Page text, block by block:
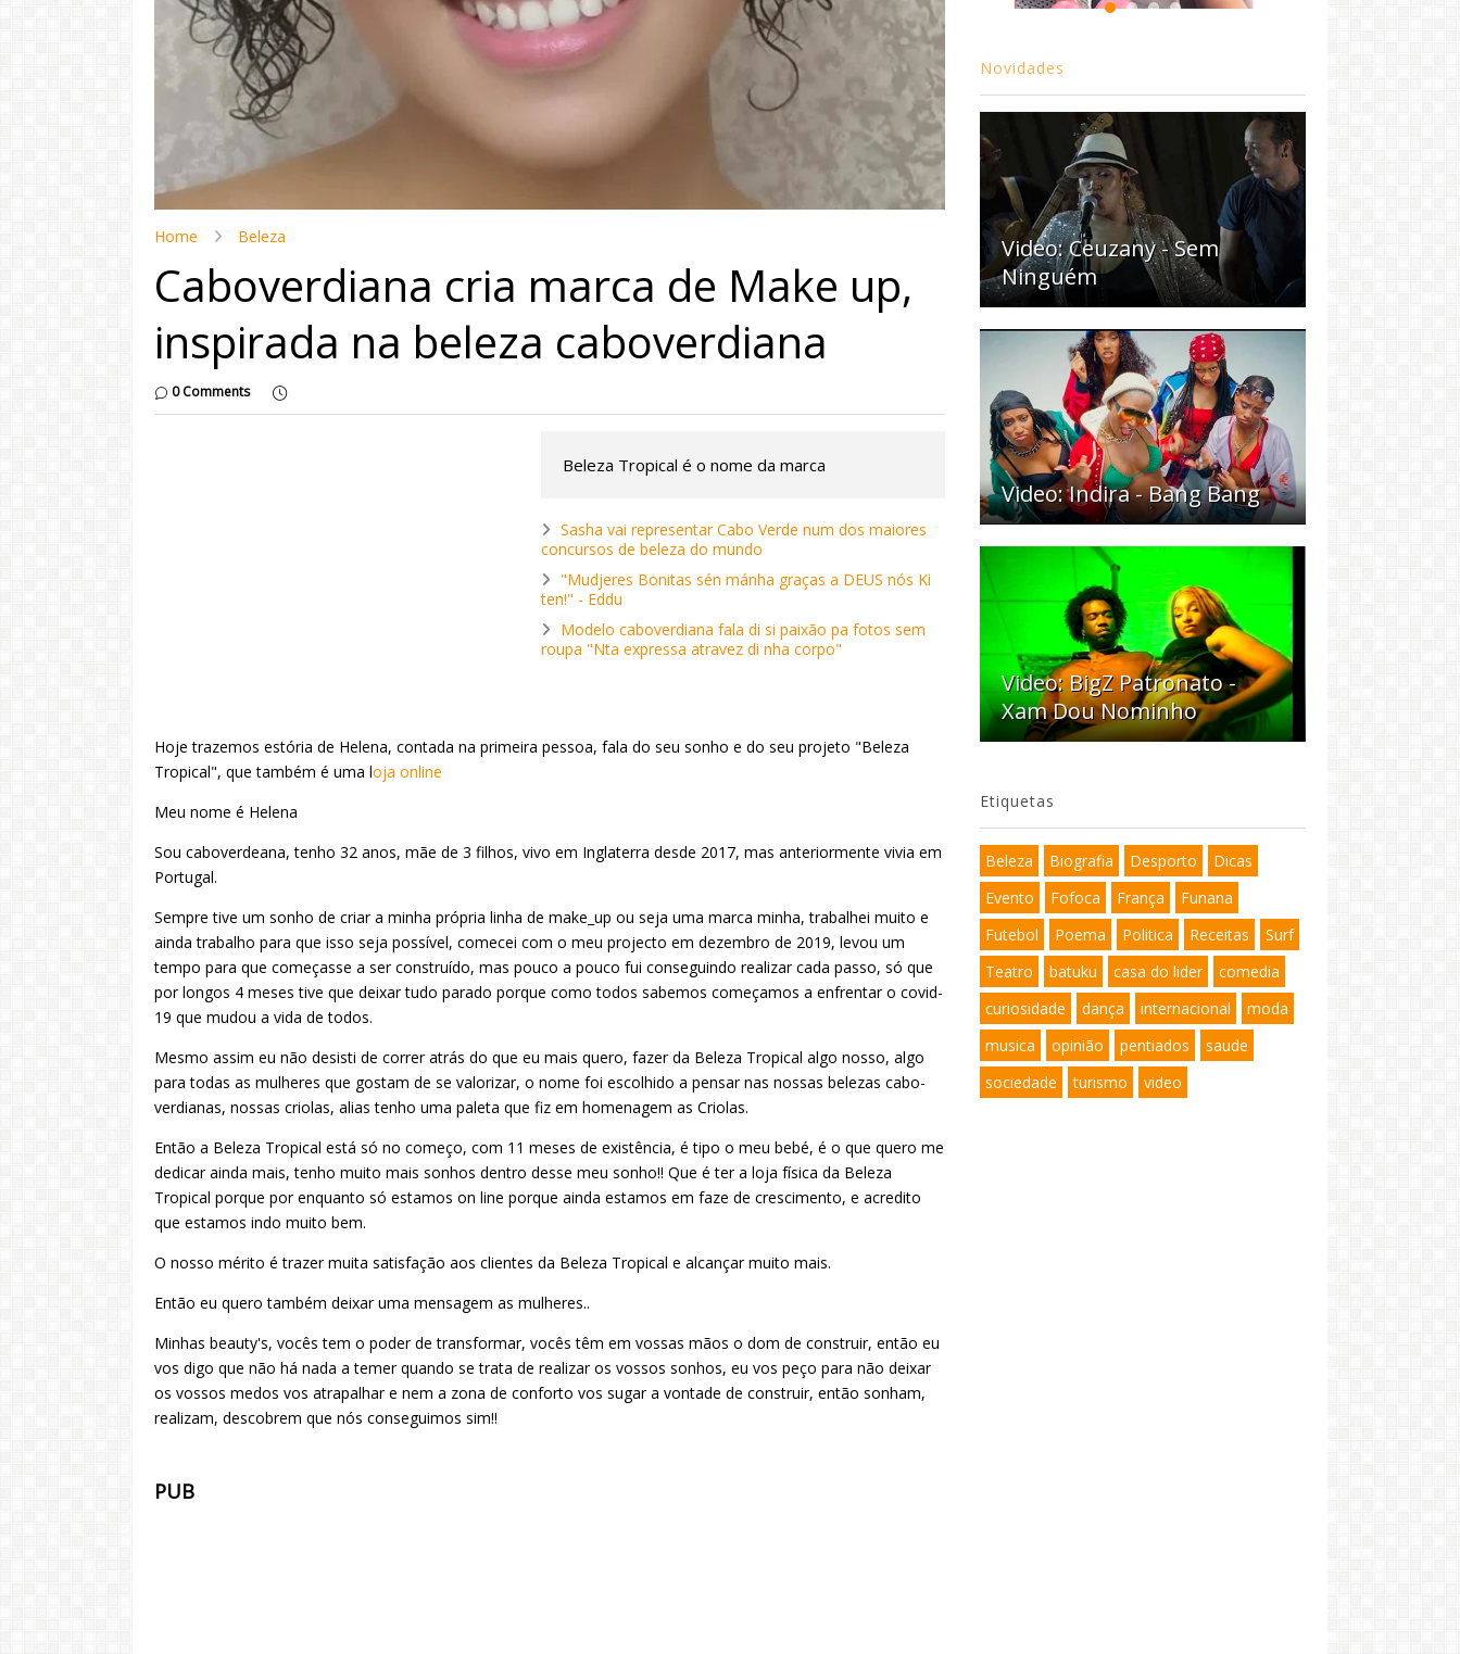
Home Beleza
Caboverdiana cria marca de Make up,
inspirada na beleza caboverdiana
0 Comments
Beleza Tropical é o nome da marca
Sasha vai representar Cabo Verde num dos maiores
concursos de beleza do mundo
"Mudjeres Bonitas sén mánha graças a DEUS nós Ki
ten!" - Eddu
Modelo caboverdiana fala di si paixão pa fotos sem
roupa "Nta expressa atravez di nha corpo"
Hoje trazemos estória de Helena, contada na primeira pessoa, fala do seu sonho e do seu projeto "Beleza
Tropical", que também é uma loja online
Meu nome é Helena
Sou caboverdeana, tenho 32 anos, mãe de 3 filhos, vivo em Inglaterra desde 2017, mas anteriormente vivia em
Portugal.
Sempre tive um sonho de criar a minha própria linha de make_up ou seja uma marca minha, trabalhei muito e
ainda trabalho para que isso seja possível, comecei com o meu projecto em dezembro de 2019, levou um
tempo para que começasse a ser construído, mas pouco a pouco fui conseguindo realizar cada passo, só que
por longos 4 meses tive que deixar tudo parado porque como todos sabemos começamos a enfrentar o covid-
19 que mudou a vida de todos.
Mesmo assim eu não desisti de correr atrás do que eu mais quero, fazer da Beleza Tropical algo nosso, algo
para todas as mulheres que gostam de se valorizar, o nome foi escolhido a pensar nas nossas belezas cabo-
verdianas, nossas criolas, alias tenho uma paleta que fiz em homenagem as Criolas.
Então a Beleza Tropical está só no começo, com 11 meses de existência, é tipo o meu bebé, é o que quero me
dedicar ainda mais, tenho muito mais sonhos dentro desse meu sonho!! Que é ter a loja física da Beleza
Tropical porque por enquanto só estamos on line porque ainda estamos em faze de crescimento, e acredito
que estamos indo muito bem.
O nosso mérito é trazer muita satisfação aos clientes da Beleza Tropical e alcançar muito mais.
Então eu quero também deixar uma mensagem as mulheres..
Minhas beauty's, vocês tem o poder de transformar, vocês têm em vossas mãos o dom de construir, então eu
vos digo que não há nada a temer quando se trata de realizar os vossos sonhos, eu vos peço para não deixar
os vossos medos vos atrapalhar e nem a zona de conforto vos sugar a vontade de construir, então sonham,
realizam, descobrem que nós conseguimos sim!!
PUB
Novidades
Video: Ceuzany - Sem
Ninguém
Video: Indira - Bang Bang
Video: BigZ Patronato -
Xam Dou Nominho
Etiquetas
Beleza Biografia Desporto
Dicas
Evento
Fofoca França
Funana
Futebol
Poema Politica Receitas
Surf
Teatro
batuku casa do lider
comedia
curiosidade
dança internacional
moda
musica
opinião pentiados
saude
sociedade
turismo video